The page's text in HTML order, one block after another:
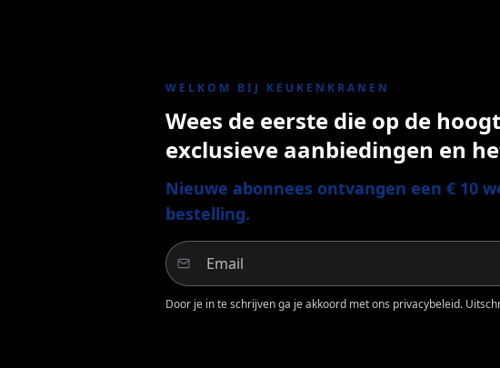
WELKOM BIJ KEUKENKRANEN
Wees de eerste die op de
exclusieve aanbiedingen en
Nieuwe abonnees ontvangen een € 10
bestelling.
Door je in te schrijven ga je akkoord met ons privacybeleid.